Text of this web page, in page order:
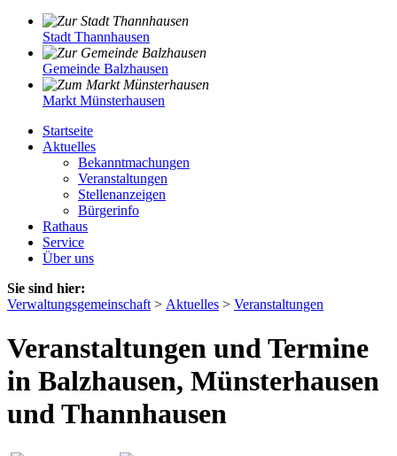
Stadt Thannhausen
Gemeinde Balzhausen
Markt Münsterhausen
Startseite
Aktuelles
Bekanntmachungen
Veranstaltungen
Stellenanzeigen
Bürgerinfo
Rathaus
Service
Über uns
Sie sind hier:
Verwaltungsgemeinschaft > Aktuelles > Veranstaltungen
Veranstaltungen und Termine
in Balzhausen, Münsterhausen
und Thannhausen